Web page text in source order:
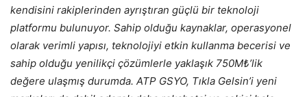
kendisini rakiplerinden ayrıştıran güçlü bir teknoloji
platformu bulunuyor. Sahip olduğu kaynaklar, operasyonel
olarak verimli yapısı, teknolojiyi etkin kullanma becerisi ve
sahip olduğu yenilikçi çözümlerle yaklaşık 750M₺’lik
değere ulaşmış durumda. ATP GSYO, Tıkla Gelsin’i yeni